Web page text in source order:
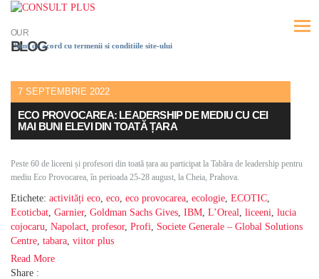
OUR
BLOG
7 SEPTEMBRIE 2022
ECO PROVOCAREA: LEADERSHIP DE MEDIU CU CEI
MAI BUNI ELEVI DIN TOATĂ ȚARA
Peste 60 de liceeni și profesori din toată țara au participat la Tabăra de leadership pentru
mediu Eco Provocarea, în perioada 25-28 august, la Cheia, Prahova.
Etichete: activități eco, eco, eco provocarea, ecologie, ECOTIC,
Ecoticbat, Garnier, Goldman Sachs Gives, IBM, L’Oreal, liceeni, lucia
cojocaru, Napolact, profesor, Profi, Societe Generale – Global Solutions
Centre, tabara, viitor plus
Read More
Share :
Sunt de acord cu termenii si conditiile site-ului